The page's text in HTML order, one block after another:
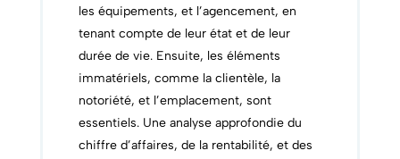
les équipements, et l’agencement, en
tenant compte de leur état et de leur
durée de vie. Ensuite, les éléments
immatériels, comme la clientèle, la
notoriété, et l’emplacement, sont
essentiels. Une analyse approfondie du
chiffre d’affaires, de la rentabilité, et des